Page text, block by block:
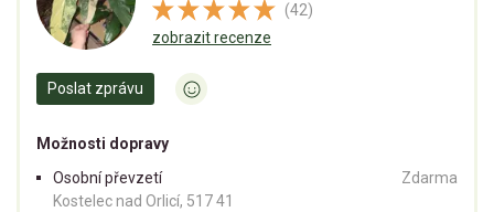
(42)
zobrazit recenze
Poslat zprávu
Možnosti dopravy
Osobní převzetí
Kostelec nad Orlicí, 517 41
Zdarma